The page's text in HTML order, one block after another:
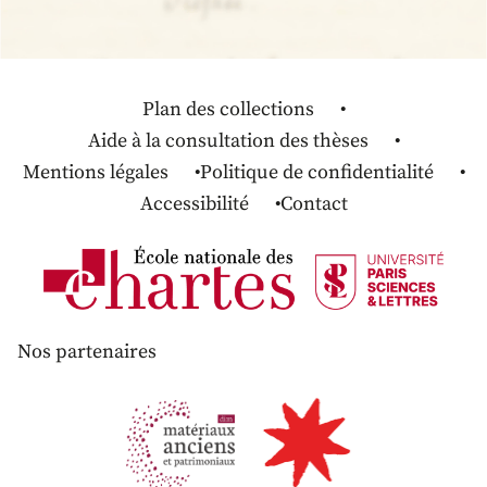
Plan des collections
Aide à la consultation des thèses
Mentions légales
Politique de confidentialité
Accessibilité
Contact
Nos partenaires